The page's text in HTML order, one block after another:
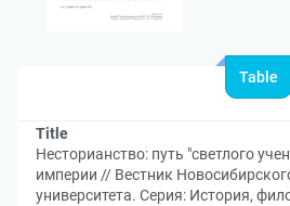
Table
Title
Несторианство: путь "светлого
империи // Вестник
университета. Серия: История,